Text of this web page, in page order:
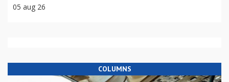
05 aug 26
COLUMNS